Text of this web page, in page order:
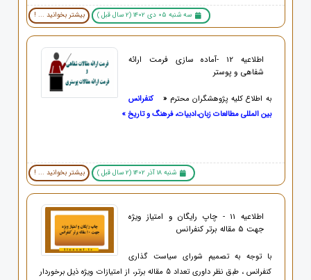
سه شنبه 05 دی 1402 (2 سال قبل ) بیشتر بخوانید ... !
اطلاعیه 12 -آماده سازی فرمت ارائه
شفاهی و پوستر
به اطلاع کلیه پژوهشگران محترم «کنفرانس
بین المللی مطالعات زبان،ادبیات، فرهنگ و تاریخ »
شنبه 18 آذر 1402 (2 سال قبل ) بیشتر بخوانید ... !
اطلاعیه 11 - چاپ رایگان و امتیاز ویژه
جهت 5 مقاله برتر کنفرانس
با توجه به تصمیم شورای سیاست گذاری
کنفرانس ، طبق نظر داوری تعداد 5 مقاله برتر، از امتیازات ویژه ذیل برخوردار